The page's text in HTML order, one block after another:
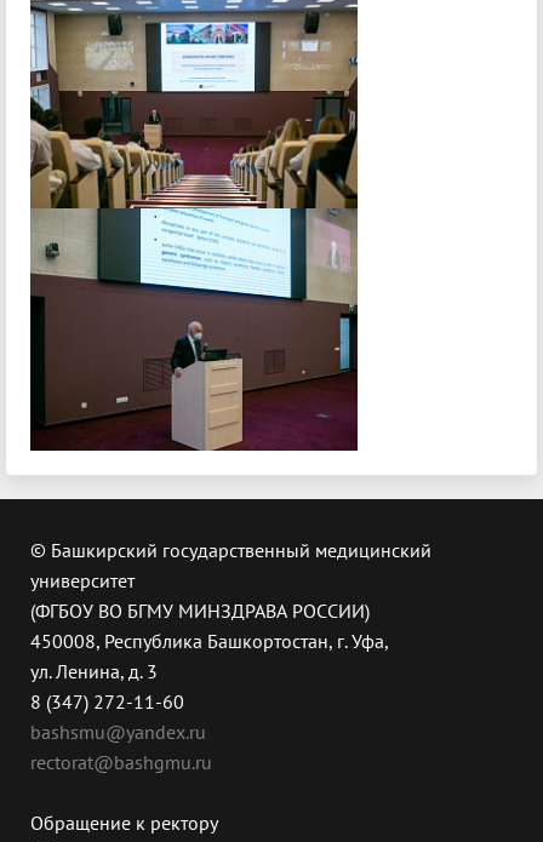
© Башкирский государственный медицинский
университет
(ФГБОУ ВО БГМУ МИНЗДРАВА РОССИИ)
450008, Республика Башкортостан, г. Уфа,
ул. Ленина, д. 3
8 (347) 272-11-60
bashsmu@yandex.ru
rectorat@bashgmu.ru
Обращение к ректору